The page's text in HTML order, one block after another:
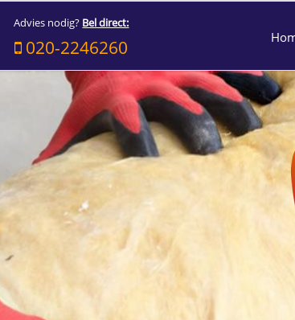
Advies nodig? Bel direct:
020-2246260